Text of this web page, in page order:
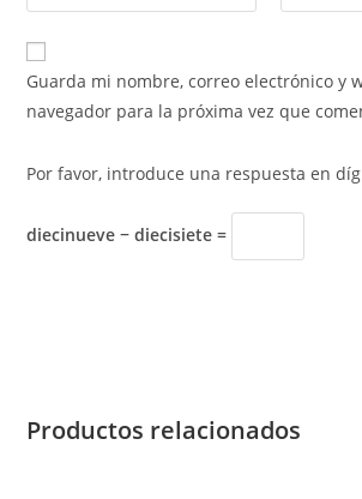
Guarda mi nombre, correo electrónico y
navegador para la próxima vez que
Por favor, introduce una respuesta en
diecinueve − diecisiete =
Productos relacionados